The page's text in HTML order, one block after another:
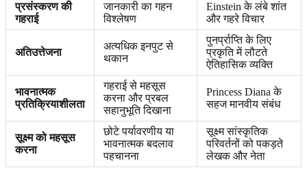
प्रसंस्करण की
गहराई
जानकारी का गहन
विश्लेषण
Einstein के लंबे शांत
और गहरे विचार
अतिउत्तेजना
अत्यधिक इनपुट से
थकान
पुनर्प्राप्ति के लिए
प्रकृति में लौटते
ऐतिहासिक व्यक्ति
भावनात्मक
प्रतिक्रियाशीलता
गहराई से महसूस
करना और प्रबल
सहानुभूति दिखाना
Princess Diana के
सहज मानवीय संबंध
सूक्ष्म को महसूस
करना
छोटे पर्यावरणीय या
भावनात्मक बदलाव
पहचानना
सूक्ष्म सांस्कृतिक
परिवर्तनों को पकड़ते
लेखक और नेता